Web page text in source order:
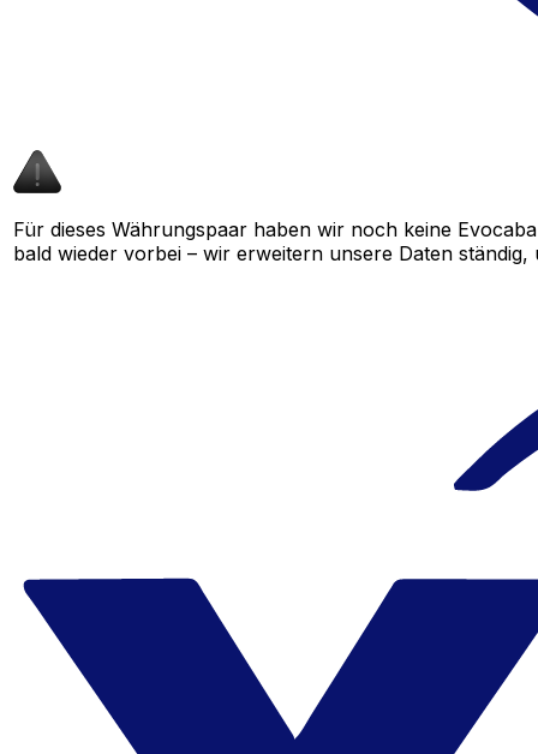
Für dieses Währungspaar haben wir noch keine
bald wieder vorbei – wir erweitern unsere Daten